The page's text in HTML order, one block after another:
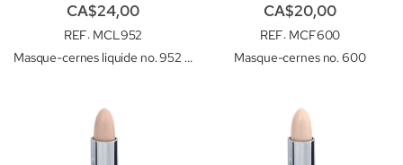
REF: MCL952
Masque-cernes liquide no. 952 Ivory
CA$24,00
REF: MCF600
Masque-cernes no. 600
CA$20,00